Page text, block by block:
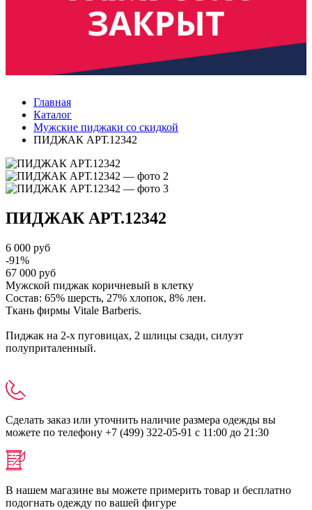
Главная
Каталог
Мужские пиджаки со скидкой
ПИДЖАК АРТ.12342
ПИДЖАК АРТ.12342
6 000 руб
-91%
67 000 руб
Мужской пиджак коричневый в клетку
Состав: 65% шерсть, 27% хлопок, 8% лен.
Ткань фирмы Vitale Barberis.
Пиджак на 2-х пуговицах, 2 шлицы сзади, силуэт
полуприталенный.
Сделать заказ или уточнить наличие размера одежды вы
можете по телефону +7 (499) 322-05-91 с 11:00 до 21:30
В нашем магазине вы можете примерить товар и бесплатно
подогнать одежду по вашей фигуре